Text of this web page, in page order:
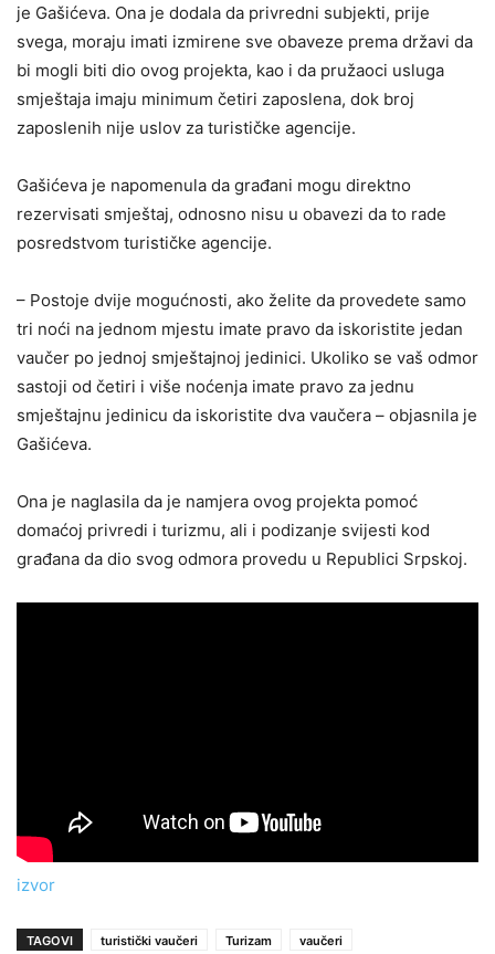
je Gašićeva. Ona je dodala da privredni subjekti, prije
svega, moraju imati izmirene sve obaveze prema državi da
bi mogli biti dio ovog projekta, kao i da pružaoci usluga
smještaja imaju minimum četiri zaposlena, dok broj
zaposlenih nije uslov za turističke agencije.
Gašićeva je napomenula da građani mogu direktno
rezervisati smještaj, odnosno nisu u obavezi da to rade
posredstvom turističke agencije.
– Postoje dvije mogućnosti, ako želite da provedete samo
tri noći na jednom mjestu imate pravo da iskoristite jedan
vaučer po jednoj smještajnoj jedinici. Ukoliko se vaš odmor
sastoji od četiri i više noćenja imate pravo za jednu
smještajnu jedinicu da iskoristite dva vaučera – objasnila je
Gašićeva.
Ona je naglasila da je namjera ovog projekta pomoć
domaćoj privredi i turizmu, ali i podizanje svijesti kod
građana da dio svog odmora provedu u Republici Srpskoj.
izvor
TAGOVI turistički vaučeri Turizam vaučeri